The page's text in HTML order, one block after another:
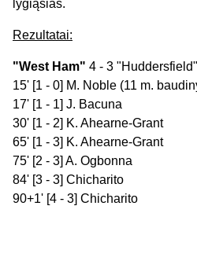
lygiąsias.
Rezultatai:
"West Ham" 4 - 3 "Huddersfield"
15' [1 - 0] M. Noble (11 m.
17' [1 - 1] J. Bacuna
30' [1 - 2] K. Ahearne-Grant
65' [1 - 3] K. Ahearne-Grant
75' [2 - 3] A. Ogbonna
84' [3 - 3] Chicharito
90+1' [4 - 3] Chicharito